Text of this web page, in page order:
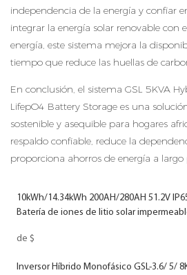
independencia de la energía y confiar
integrar la energía solar renovable con
energía, este sistema mejora la
tiempo que reduce las huellas de
En conclusión, el sistema GSL 5KVA
LifepO4 Battery Storage es una
sostenible y asequible para hogares
respaldo confiable, reduce la
proporciona ahorros de energía a largo
10kWh/14.34kWh 200AH/280AH 51.2V
Batería de iones de litio solar
de $
Inversor Híbrido Monofásico GSL-3.6/ 5/